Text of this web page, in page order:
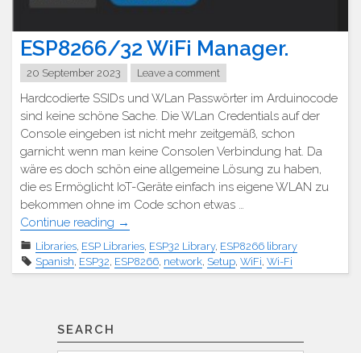
ESP8266/32 WiFi Manager.
20 September 2023 Leave a comment
Hardcodierte SSIDs und WLan Passwörter im Arduinocode
sind keine schöne Sache. Die WLan Credentials auf der
Console eingeben ist nicht mehr zeitgemäß, schon
garnicht wenn man keine Consolen Verbindung hat. Da
wäre es doch schön eine allgemeine Lösung zu haben,
die es Ermöglicht IoT-Geräte einfach ins eigene WLAN zu
bekommen ohne im Code schon etwas …
Continue reading "ESP8266/32
WiFi
Manager"
→
Libraries ESP Libraries ESP32 Library, ESP8266 library
Spanish ESP32 ESP8266 network Setup WiFi Wi-Fi
SEARCH